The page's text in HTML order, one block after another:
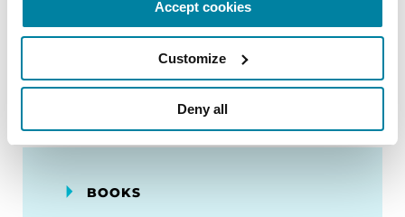
Accept cookies
Customize
Deny all
Tarjeta de Alerta Médica
LEER AHORA
BOOKS